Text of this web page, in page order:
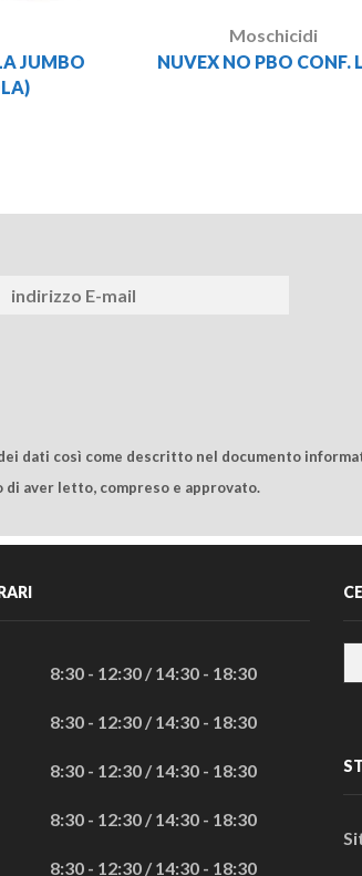
JUMBO
Moschicidi
NUVEX NO PBO CONF.
dati così come descritto nel documento
di aver letto, compreso e approvato.
8:30 - 12:30 / 14:30 - 18:30
8:30 - 12:30 / 14:30 - 18:30
8:30 - 12:30 / 14:30 - 18:30
8:30 - 12:30 / 14:30 - 18:30
8:30 - 12:30 / 14:30 - 18:30